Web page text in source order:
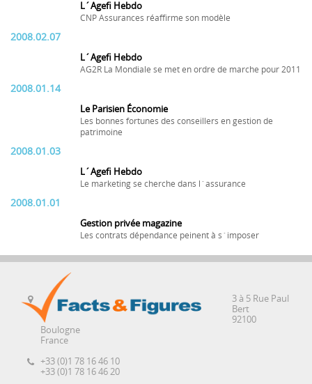
L´Agefi Hebdo
CNP Assurances réaffirme son modèle
2008.02.07
L´Agefi Hebdo
AG2R La Mondiale se met en ordre de marche pour 2011
2008.01.14
Le Parisien Économie
Les bonnes fortunes des conseillers en gestion de
patrimoine
2008.01.03
L´Agefi Hebdo
Le marketing se cherche dans l´assurance
2008.01.01
Gestion privée magazine
Les contrats dépendance peinent à s´imposer
3 à 5 Rue Paul
Bert
92100
Boulogne
France
+33 (0)1 78 16 46 10
+33 (0)1 78 16 46 20